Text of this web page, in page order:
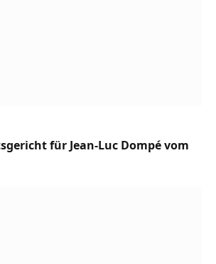
für Jean-Luc Dompé vom